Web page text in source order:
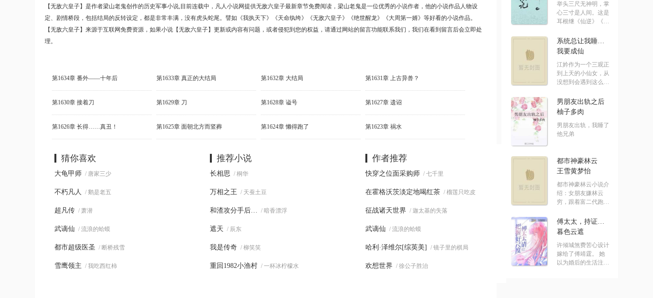
【无敌六皇子】是作者梁山老鬼创作的历史军事小说,目前连载中，凡人小说网提供无敌六皇子最新章节免费阅读，梁山老鬼是一位优秀的小说作者，他的小说作品人物设
定、剧情桥段，包括结局的反转设定，都是非常丰满，没有虎头蛇尾。譬如 《我执天下》 《天命纨绔》 《无敌六皇子》 《绝世醒龙》 《大周第一婿》 等好看的小说作品。
【无敌六皇子】来源于互联网免费资源，如果小说【无敌六皇子】更新或内容有问题，或者侵犯到您的权益，请通过网站的留言功能联系我们，我们在看到留言后会立即处
理。
第1634章 番外——十年后 第1633章 真正的大结局 第1632章 大结局 第1631章 上古异兽？
第1630章 接着刀 第1629章 刀 第1628章 谥号 第1627章 遗诏
第1626章 长得……真丑！ 第1625章 面朝北方而竖葬 第1624章 懒得跑了 第1623章 祸水
猜你喜欢
大龟甲师 / 唐家三少
不朽凡人 / 鹅是老五
超凡传 / 萧潜
武谪仙 / 流浪的蛤蟆
都市超级医圣 / 断桥残雪
雪鹰领主 / 我吃西红柿
推荐小说
长相思 / 桐华
万相之王 / 天蚕土豆
和渣攻分手后… / 暗香漂浮
遮天 / 辰东
我是传奇 / 柳笑笑
重回1982小渔村 / 一杯冰柠檬水
作者推荐
快穿之位面采购师 / 七千里
在霍格沃茨淡定地喝红茶 / 榴莲只吃皮
征战诸天世界 / 迦太基的失落
武谪仙 / 流浪的蛤蟆
哈利·泽维尔[综英美] / 镜子里的棋局
欢想世界 / 徐公子胜治
举头三尺无神明，掌
心三寸是人间。这是
耳根继《仙逆》《求
系统总让我睡男主[快穿]
我要成仙
江妗作为一个三观正
到上天的小仙女，从
没想到会遇到这么没
男朋友出轨之后
柚子多肉
男朋友出轨，我睡了
他兄弟
都市神豪林云
王雪黄梦怡
都市神豪林云小说介
绍：女朋友嫌林云
穷，跟着富二代跑
傅太太，持证请上岗
暮色云遮
许倾城煞费苦心设计
嫁给了傅靖霆。 她
以为婚后的生活注定